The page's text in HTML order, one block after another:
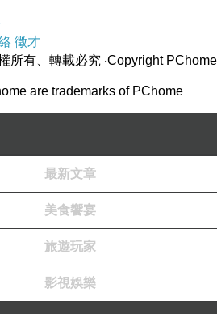
徵才
所有、轉載必究 ‧Copyright PChome
are trademarks of PChome
最新文章
美食饗宴
旅遊玩家
影視娛樂